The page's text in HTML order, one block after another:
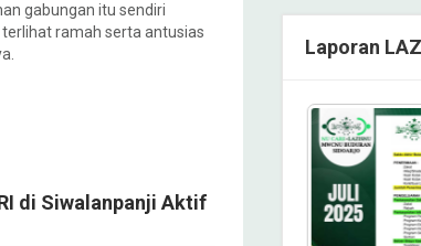
gabungan itu sendiri
ramah serta antusias
di Siwalanpanji Aktif
Laporan